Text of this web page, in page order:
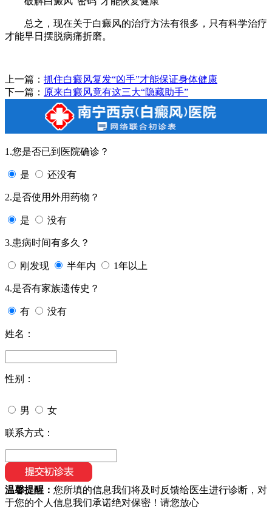
总之，现在关于白癜风的治疗方法有很多，只有科学治疗
才能早日摆脱病痛折磨。
上一篇： 抓住白癜风复发“凶手”才能保证身体健康
下一篇： 原来白癜风竟有这三大“隐藏助手”
1.您是否已到医院确诊？
是 还没有
2.是否使用外用药物？
是 没有
3.患病时间有多久？
刚发现 半年内 1年以上
4.是否有家族遗传史？
有 没有
姓名：
性别：
男 女
联系方式：
温馨提醒： 您所填的信息我们将及时反馈给医生进行诊断，对
于您的个人信息我们承诺绝对保密！请您放心